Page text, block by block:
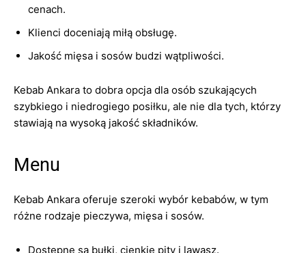
cenach.
Klienci doceniają miłą obsługę.
Jakość mięsa i sosów budzi wątpliwości.
Kebab Ankara to dobra opcja dla osób szukających
szybkiego i niedrogiego posiłku, ale nie dla tych, którzy
stawiają na wysoką jakość składników.
Menu
Kebab Ankara oferuje szeroki wybór kebabów, w tym
różne rodzaje pieczywa, mięsa i sosów.
Dostępne są bułki, cienkie pity i lawasz.